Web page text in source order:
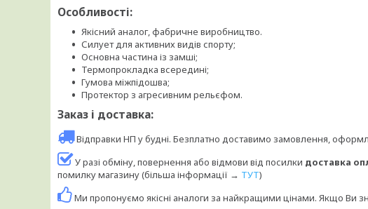
Особливості:
Якісний аналог, фабричне виробництво.
Силует для активних видів спорту;
Основна частина із замші;
Термопрокладка всередині;
Гумова міжпідошва;
Протектор з агресивним рельєфом.
Заказ і доставка:
Відправки НП у будні. Безплатно доставимо замовлення,
У разі обміну, повернення або відмови від посилки доставка
помилку магазину (більша інформації → ТУТ)
Ми пропонуємо якісні аналоги за найкращими цінами. Якщо